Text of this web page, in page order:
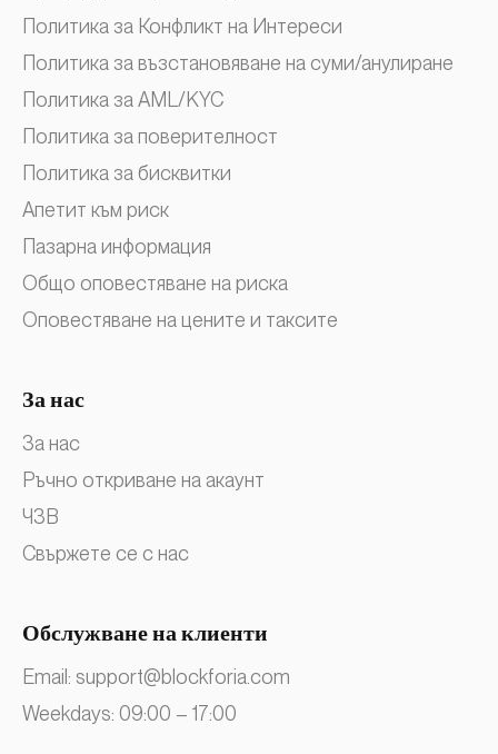
Политика за Конфликт на Интереси
Политика за възстановяване на суми/анулиране
Политика за AML/KYC
Политика за поверителност
Политика за бисквитки
Апетит към риск
Пазарна информация
Общо оповестяване на риска
Оповестяване на цените и таксите
За нас
За нас
Ръчно откриване на акаунт
ЧЗВ
Свържете се с нас
Обслужване на клиенти
Email: support@blockforia.com
Weekdays: 09:00 – 17:00